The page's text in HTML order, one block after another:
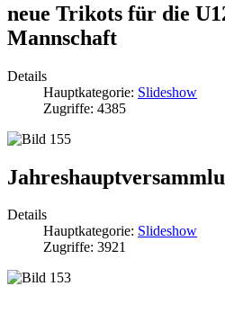
neue Trikots für die
Mannschaft
Details
Hauptkategorie: Slideshow
Zugriffe: 4385
Details
Hauptkategorie: Slideshow
Zugriffe: 3921